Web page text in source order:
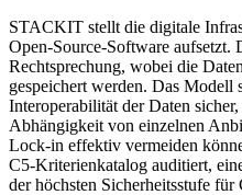
STACKIT stellt die digitale
Open-Source-Software aufsetzt.
Rechtsprechung, wobei die
gespeichert werden. Das Modell
Interoperabilität der Daten
Abhängigkeit von einzelnen
Lock-in effektiv vermeiden
C5-Kriterienkatalog auditiert,
der höchsten Sicherheitsstufe